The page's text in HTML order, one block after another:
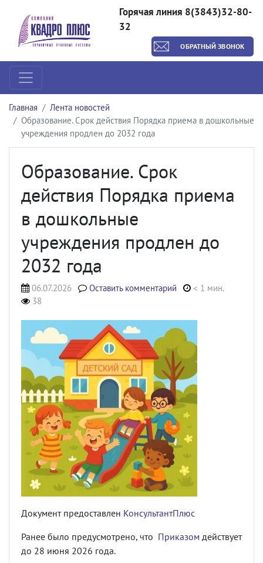
Горячая линия 8(3843)32-80-
32
ОБРАТНЫЙ ЗВОНОК
Главная
Лента новостей
Образование. Срок действия Порядка приема в дошкольные
учреждения продлен до 2032 года
Образование. Срок
действия Порядка приема
в дошкольные
учреждения продлен до
2032 года
06.07.2026 Оставить комментарий
< 1 мин.
38
Документ предоставлен КонсультантПлюс
Ранее было предусмотрено, что Приказом действует
до 28 июня 2026 года.